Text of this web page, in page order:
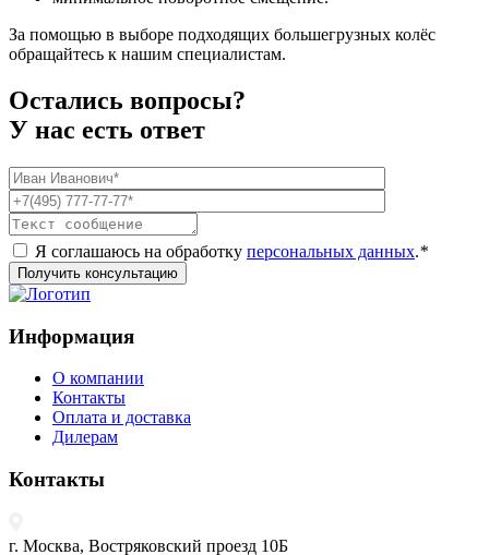
За помощью в выборе подходящих большегрузных колёс
обращайтесь к нашим специалистам.
Остались вопросы?
У нас есть ответ
Я соглашаюсь на обработку персональных данных.*
Получить консультацию
Информация
О компании
Контакты
Оплата и доставка
Дилерам
Контакты
г. Москва, Востряковский проезд 10Б